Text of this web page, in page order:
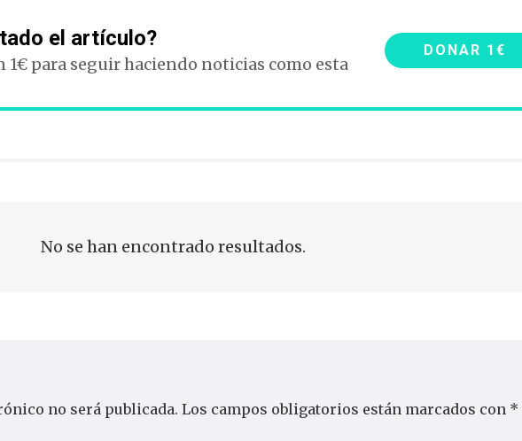
el artículo?
1€ para seguir haciendo noticias como esta
DONAR 1€
No se han encontrado resultados.
no será publicada. Los campos obligatorios están marcados con *